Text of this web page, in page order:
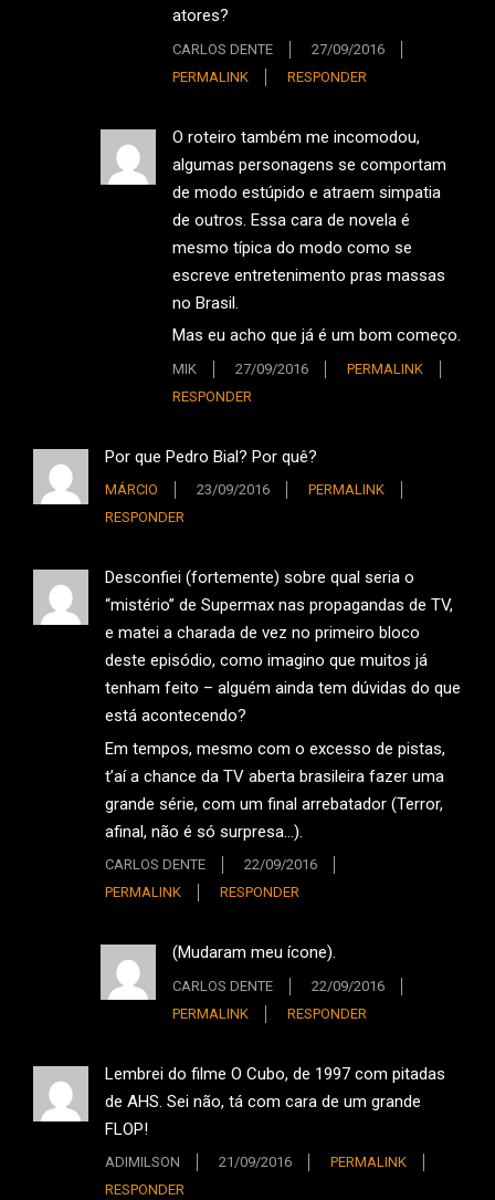
atores?
CARLOS DENTE
27/09/2016
PERMALINK
RESPONDER
O roteiro também me incomodou,
algumas personagens se comportam
de modo estúpido e atraem simpatia
de outros. Essa cara de novela é
mesmo típica do modo como se
escreve entretenimento pras massas
no Brasil.
Mas eu acho que já é um bom começo.
MIK 27/09/2016
PERMALINK
RESPONDER
Por que Pedro Bial? Por quê?
MÁRCIO 23/09/2016
PERMALINK
RESPONDER
Desconfiei (fortemente) sobre qual seria o
“mistério” de Supermax nas propagandas de TV,
e matei a charada de vez no primeiro bloco
deste episódio, como imagino que muitos já
tenham feito – alguém ainda tem dúvidas do que
está acontecendo?
Em tempos, mesmo com o excesso de pistas,
t’aí a chance da TV aberta brasileira fazer uma
grande série, com um final arrebatador (Terror,
afinal, não é só surpresa…).
CARLOS DENTE
22/09/2016
PERMALINK
RESPONDER
(Mudaram meu ícone).
CARLOS DENTE
22/09/2016
PERMALINK
RESPONDER
Lembrei do filme O Cubo, de 1997 com pitadas
de AHS. Sei não, tá com cara de um grande
FLOP!
ADIMILSON 21/09/2016
PERMALINK
RESPONDER